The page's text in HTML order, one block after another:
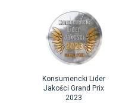
Konsumencki Lider
Jakości Grand Prix
2023